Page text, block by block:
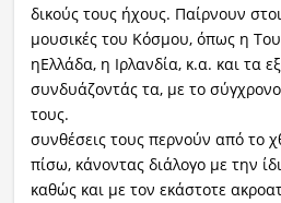
δικούς τους ήχους. Παίρνουν
μουσικές του Κόσμου, όπως η
ηΕλλάδα, η Ιρλανδία, κ.α. και τα
συνδυάζοντάς τα, με το
τους.
συνθέσεις τους περνούν από το
πίσω, κάνοντας διάλογο με την
καθώς και με τον εκάστοτε